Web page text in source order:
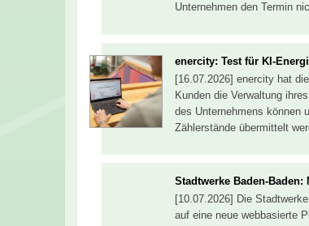
Unternehmen den Termin
enercity: Test für KI-
[16.07.2026] enercity hat
Kunden die Verwaltung
des Unternehmens können
Zählerstände übermittelt
Stadtwerke Baden-
[10.07.2026] Die
auf eine neue webbasierte